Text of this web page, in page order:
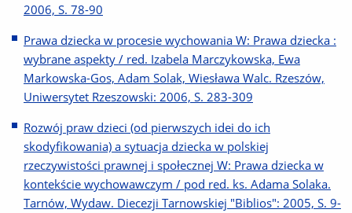
2006, S. 78-90
Prawa dziecka w procesie wychowania W: Prawa dziecka :
wybrane aspekty / red. Izabela Marczykowska, Ewa
Markowska-Gos, Adam Solak, Wiesława Walc. Rzeszów,
Uniwersytet Rzeszowski: 2006, S. 283-309
Rozwój praw dzieci (od pierwszych idei do ich
skodyfikowania) a sytuacja dziecka w polskiej
rzeczywistości prawnej i społecznej W: Prawa dziecka w
kontekście wychowawczym / pod red. ks. Adama Solaka.
Tarnów, Wydaw. Diecezji Tarnowskiej "Biblios": 2005, S. 9-